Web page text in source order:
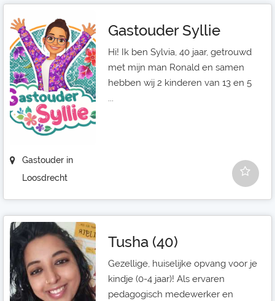
Gastouder in
Loosdrecht
Gastouder Syllie
Hi! Ik ben Sylvia, 40 jaar, getrouwd
met mijn man Ronald en samen
hebben wij 2 kinderen van 13 en 5
...
Tusha (40)
Gezellige, huiselijke opvang voor je
kindje (0-4 jaar)! Als ervaren
pedagogisch medewerker en